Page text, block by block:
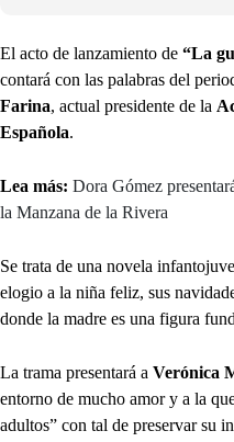
El acto de lanzamiento de “La
contará con las palabras del
Farina, actual presidente de la
Española.
Lea más: Dora Gómez
la Manzana de la Rivera
Se trata de una novela
elogio a la niña feliz, sus
donde la madre es una figura
La trama presentará a Verónica
entorno de mucho amor y a la
adultos” con tal de preservar su